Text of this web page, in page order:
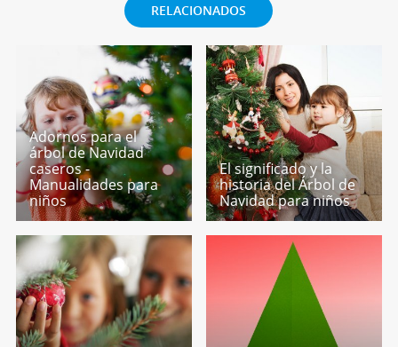
RELACIONADOS
Adornos para el
árbol de Navidad
caseros -
Manualidades para
niños
El significado y la
historia del Árbol de
Navidad para niños